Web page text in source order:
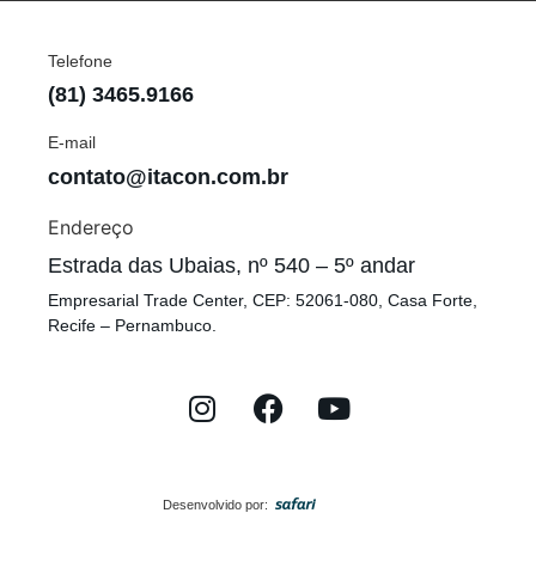
Telefone
(81) 3465.9166
E-mail
contato@itacon.com.br
Endereço
Estrada das Ubaias, nº 540 – 5º andar
Empresarial Trade Center, CEP: 52061-080, Casa Forte,
Recife – Pernambuco.
Desenvolvido por: